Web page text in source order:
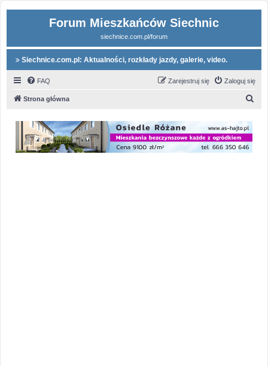
Forum Mieszkańców Siechnic
siechnice.com.pl/forum
Siechnice.com.pl: Aktualności, rozkłady jazdy, galerie, video.
FAQ Zaloguj się
Zarejestruj się
Strona główna